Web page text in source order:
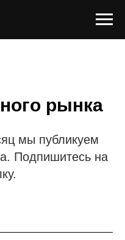
рынка
мы публикуем
Подпишитесь на